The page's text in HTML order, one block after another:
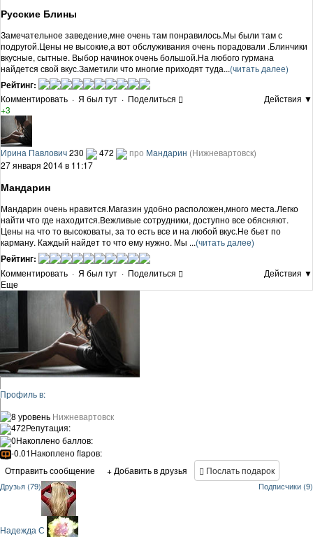
Русские Блины
Замечательное заведение,мне очень там понравилось.Мы были там с
подругой.Цены не высокие,а вот обслуживания очень порадовали .Блинчики
вкусные, сытные. Выбор начинок очень большой.На любого гурмана
найдется свой вкус.Заметили что многие приходят туда...(читать далее)
Рейтинг:
Комментировать · Я был тут · Поделиться
Действия ▼
+3
Ирина Павлович230 472 про Мандарин (Нижневартовск)
27 января 2014 в 11:17
Мандарин
Мандарин очень нравится.Магазин удобно расположен,много места.Легко
найти что где находится.Вежливые сотрудники, доступно все обясняют.
Цены на что то высоковаты, за то есть все и на любой вкус.Не бьет по
карману. Каждый найдет то что ему нужно. Мы ...(читать далее)
Рейтинг:
Комментировать · Я был тут · Поделиться
Действия ▼
Еще
Профиль в:
8 уровень Нижневартовск
472Репутация:
0Накоплено баллов:
-0.01Накоплено flapов:
Отправить сообщение
+ Добавить в друзья Послать подарок
Друзья (79) Подписчики (9)
Надежда С